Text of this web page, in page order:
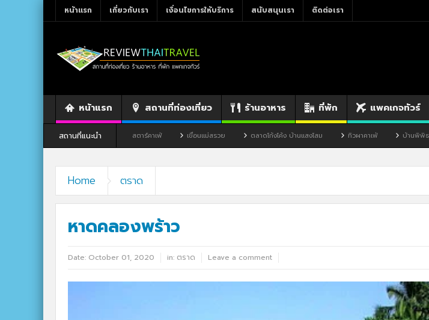
หน้าแรก เกี่ยวกับเรา เงื่อนไขการให้บริการ สนับสนุนเรา ติดต่อเรา
หน้าแรก สถานที่ท่องเที่ยว ร้านอาหาร ที่พัก แพคเกจทัวร์
สถานที่แนะนำ
สตาร์คาเฟ่ เขื่อนแม่สรวย ตลาดโก้งโค้ง บ้านแสงโสม ทิวผาคาเฟ่ บ้านพิพิธภัณฑ์ไทดำ
Home ตราด
หาดคลองพร้าว
Date: October 01, 2020 in: ตราด Leave a comment